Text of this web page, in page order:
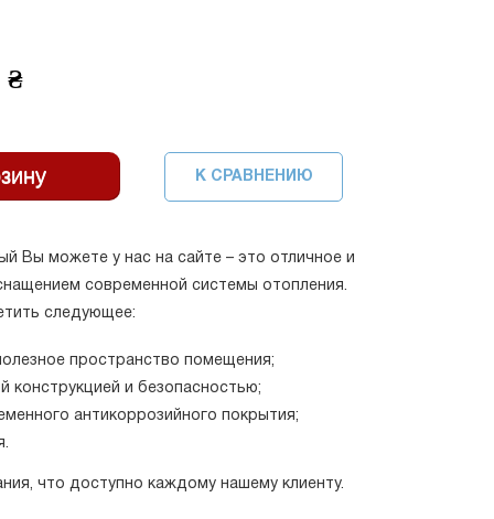
₴
К СРАВНЕНИЮ
Вы можете у нас на сайте – это отличное и
современной системы отопления.
следующее:
пространство помещения;
конструкцией и безопасностью;
антикоррозийного покрытия;
что доступно каждому нашему клиенту.